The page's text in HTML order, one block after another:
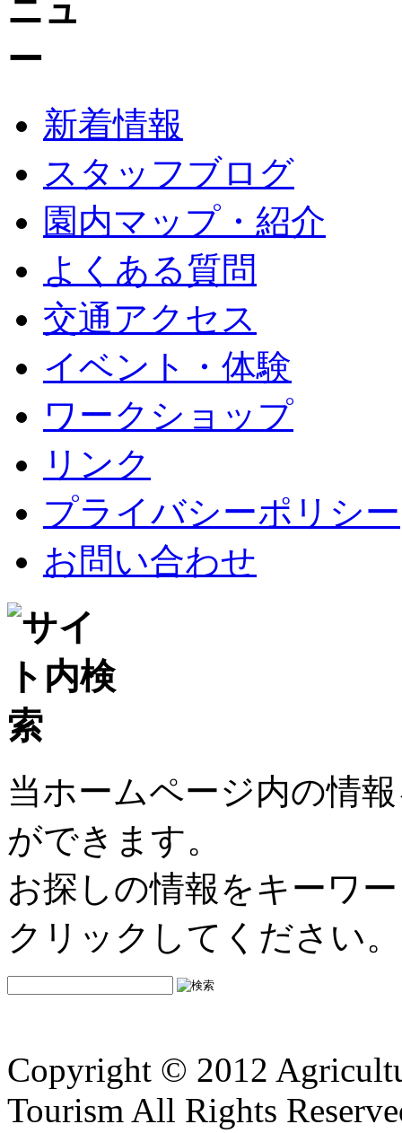
新着情報
スタッフブログ
園内マップ・紹介
よくある質問
交通アクセス
イベント・体験
ワークショップ
リンク
プライバシーポリシー
お問い合わせ
当ホームページ内の情
ができます。
お探しの情報をキーワ
クリックしてください。
Copyright © 2012
Tourism All Rights